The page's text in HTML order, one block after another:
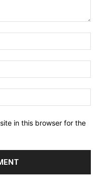
in this browser for the